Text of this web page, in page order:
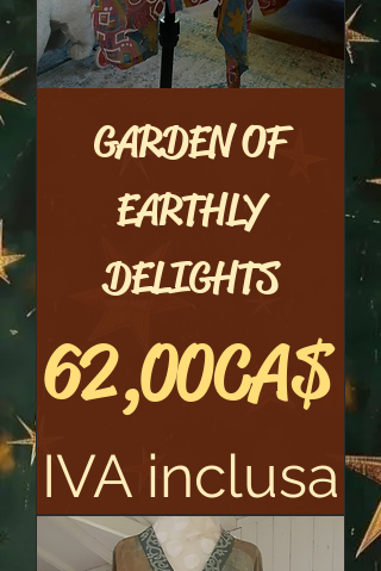
GARDEN OF
EARTHLY
DELIGHTS
Prezzo
62,00 CA$
IVA inclusa